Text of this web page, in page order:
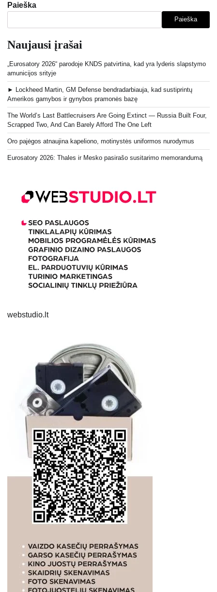
Paieška
Paieška
Naujausi įrašai
„Eurosatory 2026“ parodoje KNDS patvirtina, kad yra lyderis slapstymo
amunicijos srityje
► Lockheed Martin, GM Defense bendradarbiauja, kad sustiprintų
Amerikos gamybos ir gynybos pramonės bazę
The World’s Last Battlecruisers Are Going Extinct — Russia Built Four,
Scrapped Two, And Can Barely Afford The One Left
Oro pajėgos atnaujina kapeliono, motinystės uniformos nurodymus
Eurosatory 2026: Thales ir Mesko pasirašo susitarimo memorandumą
webstudio.lt